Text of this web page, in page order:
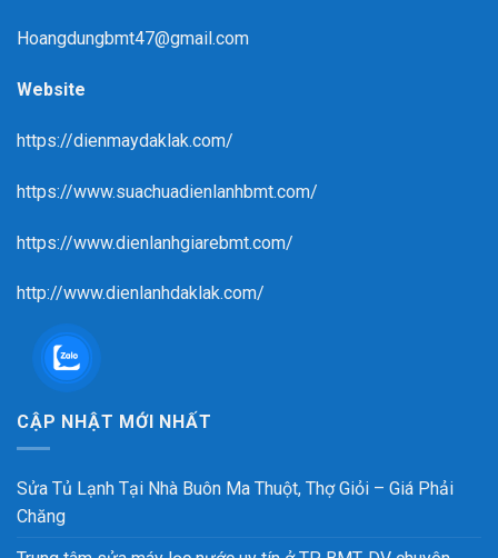
Hoangdungbmt47@gmail.com
Website
https://dienmaydaklak.com/
https://www.suachuadienlanhbmt.com/
https://www.dienlanhgiarebmt.com/
http://www.dienlanhdaklak.com/
CẬP NHẬT MỚI NHẤT
Sửa Tủ Lạnh Tại Nhà Buôn Ma Thuột, Thợ Giỏi – Giá Phải
Chăng